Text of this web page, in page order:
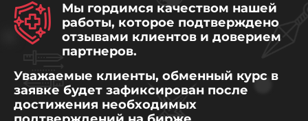
Мы гордимся качеством нашей
работы, которое подтверждено
отзывами клиентов и доверием
партнеров.
Уважаемые клиенты, обменный курс в
заявке будет зафиксирован после
достижения необходимых